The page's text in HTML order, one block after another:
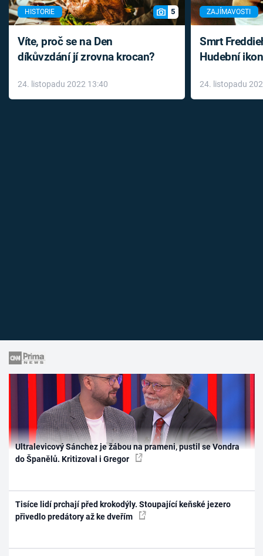
HISTORIE 5
Víte, proč se na Den
díkůvzdání jí zrovna krocan?
24. listopadu 2022 13:40
ZAJÍMAVOSTI
Smrt
Hudební
léky
24. listopadu
Ultralevicový Sánchez je žábou na prameni, pustil se Vondra
do Španělů. Kritizoval i Gregor
Tisíce lidí prchají před krokodýly. Stoupající keňské jezero
přivedlo predátory až ke dveřím